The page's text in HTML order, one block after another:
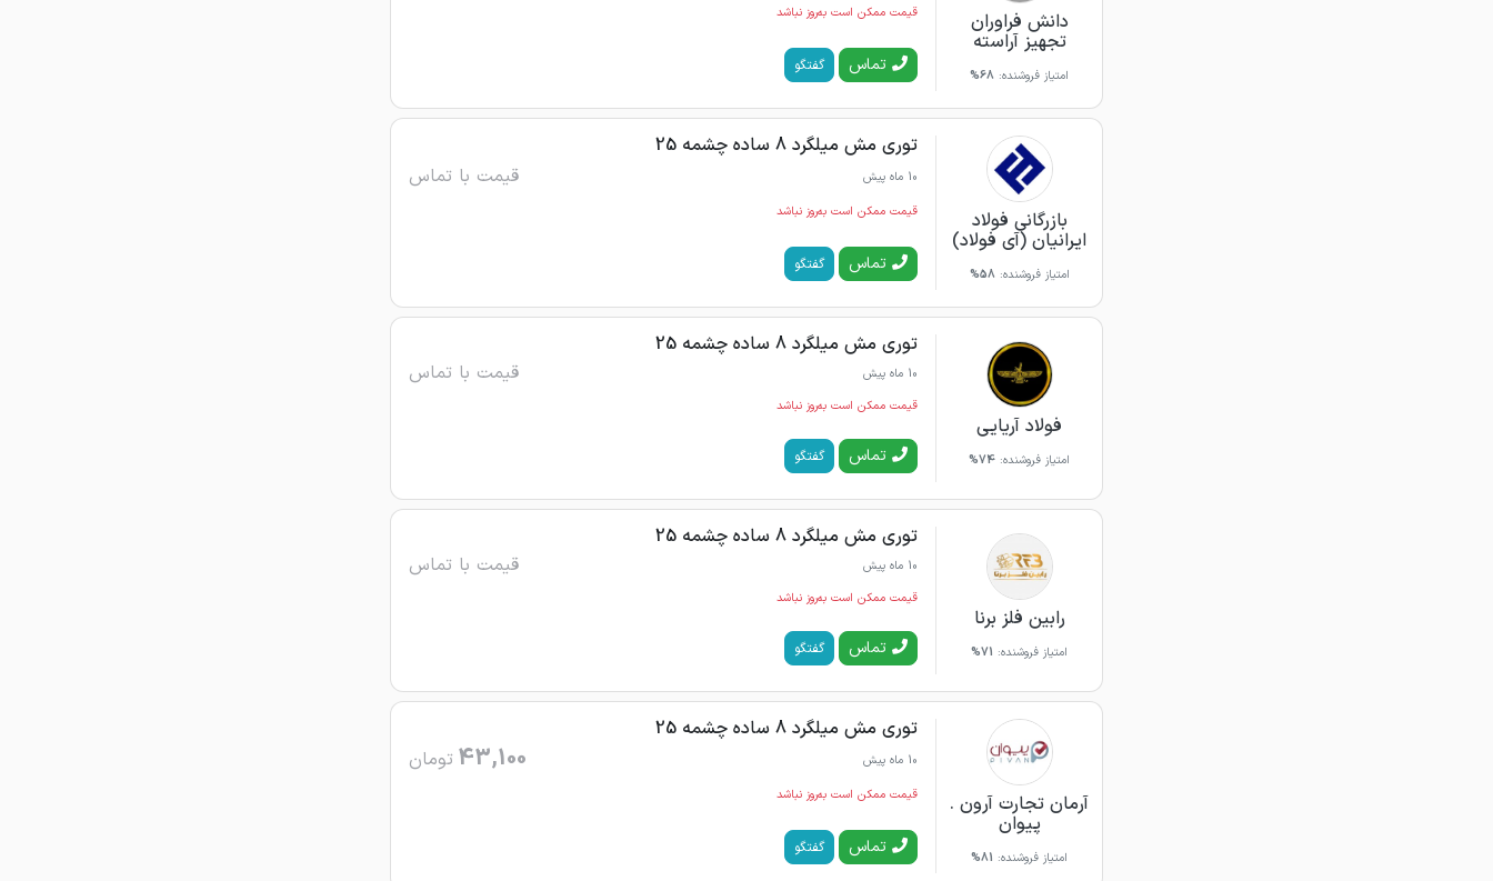
دانش فراوران
تجهیز آراسته
امتیاز فروشنده: 68%
قیمت ممکن است به‌روز نباشد
تماس گفتگو
بازرگانی فولاد
ایرانیان (آی فولاد)
امتیاز فروشنده: 58%
توری مش میلگرد 8 ساده چشمه 25
10 ماه پیش قیمت با تماس
قیمت ممکن است به‌روز نباشد
تماس گفتگو
فولاد آریایی
امتیاز فروشنده: 74%
توری مش میلگرد 8 ساده چشمه 25
10 ماه پیش قیمت با تماس
قیمت ممکن است به‌روز نباشد
تماس گفتگو
رابین فلز برنا
امتیاز فروشنده: 71%
توری مش میلگرد 8 ساده چشمه 25
10 ماه پیش قیمت با تماس
قیمت ممکن است به‌روز نباشد
تماس گفتگو
آرمان تجارت آرون .
پیوان
امتیاز فروشنده: 81%
توری مش میلگرد 8 ساده چشمه 25
10 ماه پیش 43,100 تومان
قیمت ممکن است به‌روز نباشد
تماس گفتگو